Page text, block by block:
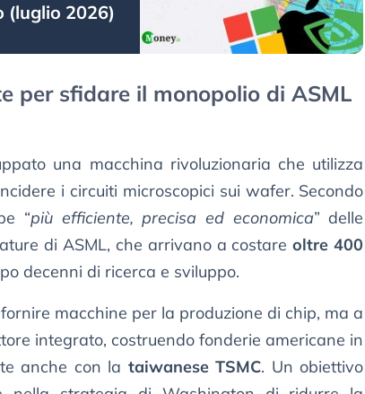
(luglio 2026)
per sfidare il monopolio di ASML
una macchina rivoluzionaria che utilizza
i circuiti microscopici sui wafer. Secondo
“più efficiente, precisa ed economica” delle
di ASML, che arrivano a costareoltre 400
decenni di ricerca e sviluppo.
macchine per la produzione di chip, ma a
integrato, costruendo fonderie americane in
anche con la taiwanese TSMC. Un obiettivo